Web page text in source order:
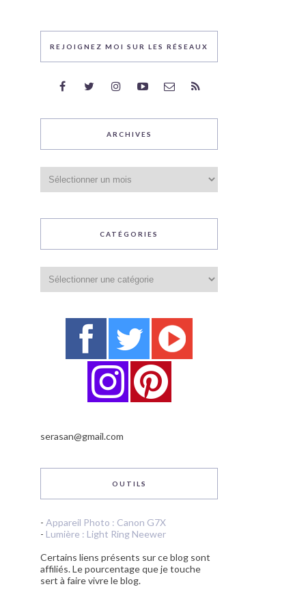
REJOIGNEZ MOI SUR LES RÉSEAUX
ARCHIVES
CATÉGORIES
serasan@gmail.com
OUTILS
- Appareil Photo : Canon G7X
- Lumière : Light Ring Neewer
Certains liens présents sur ce blog sont
affiliés. Le pourcentage que je touche
sert à faire vivre le blog.